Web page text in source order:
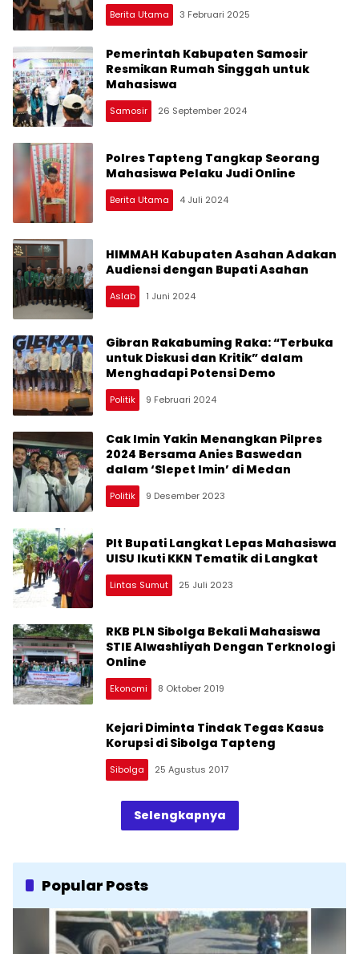
Berita Utama 3 Februari 2025
Pemerintah Kabupaten Samosir
Resmikan Rumah Singgah untuk
Mahasiswa
Samosir 26 September 2024
Polres Tapteng Tangkap Seorang
Mahasiswa Pelaku Judi Online
Berita Utama 4 Juli 2024
HIMMAH Kabupaten Asahan Adakan
Audiensi dengan Bupati Asahan
Aslab 1 Juni 2024
Gibran Rakabuming Raka: “Terbuka
untuk Diskusi dan Kritik” dalam
Menghadapi Potensi Demo
Politik 9 Februari 2024
Cak Imin Yakin Menangkan Pilpres
2024 Bersama Anies Baswedan
dalam ‘Slepet Imin’ di Medan
Politik 9 Desember 2023
Plt Bupati Langkat Lepas Mahasiswa
UISU Ikuti KKN Tematik di Langkat
Lintas Sumut 25 Juli 2023
RKB PLN Sibolga Bekali Mahasiswa
STIE Alwashliyah Dengan Terknologi
Online
Ekonomi 8 Oktober 2019
Kejari Diminta Tindak Tegas Kasus
Korupsi di Sibolga Tapteng
Sibolga 25 Agustus 2017
Selengkapnya
Popular Posts